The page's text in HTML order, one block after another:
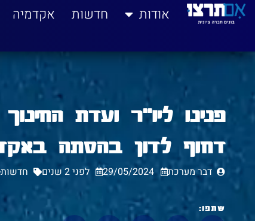
לתוכן אודות חדשות אקדמיה
פנינו ליו"ר ועדת
דחוף לדון בהסתה
דבר מערכת 29/05/2024 לפני 2 שנים חדשות
שתפו: